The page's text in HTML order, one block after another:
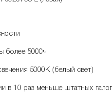
более 5000ч
5000К (белый свет)
в 10 раз меньше штатных